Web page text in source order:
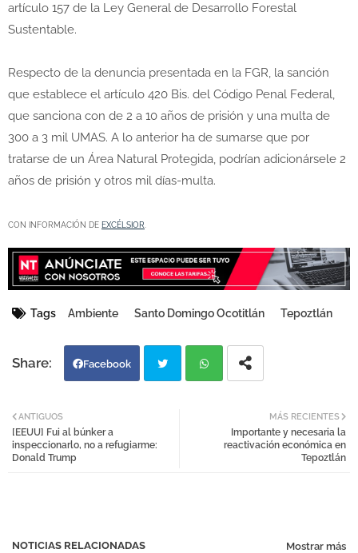
artículo 157 de la Ley General de Desarrollo Forestal
Sustentable.
Respecto de la denuncia presentada en la FGR, la sanción
que establece el artículo 420 Bis. del Código Penal Federal,
que sanciona con de 2 a 10 años de prisión y una multa de
300 a 3 mil UMAS. A lo anterior ha de sumarse que por
tratarse de un Área Natural Protegida, podrían adicionársele 2
años de prisión y otros mil días-multa.
CON INFORMACIÓN DE EXCÉLSIOR.
Tags Ambiente Santo Domingo Ocotitlán Tepoztlán
Facebook
MÁS RECIENTES
Importante y necesaria la
reactivación económica en
Tepoztlán
ANTIGUOS
[EEUU] Fui al búnker a
inspeccionarlo, no a refugiarme:
Donald Trump
NOTICIAS RELACIONADAS Mostrar más